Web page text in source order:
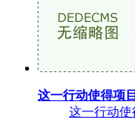
这一行动使得项
这一行动